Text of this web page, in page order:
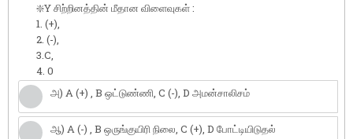
❇️Y சிற்றினத்தின் மீதான விளைவுகள் :
1. (+),
2. (-),
3.C,
4. 0
அ) A (+) , B ஒட்டுண்ணி, C (-), D அமன்சாலிசம்
ஆ) A (-) , B ஒருங்குயிரி நிலை, C (+), D போட்டியிடுதல்